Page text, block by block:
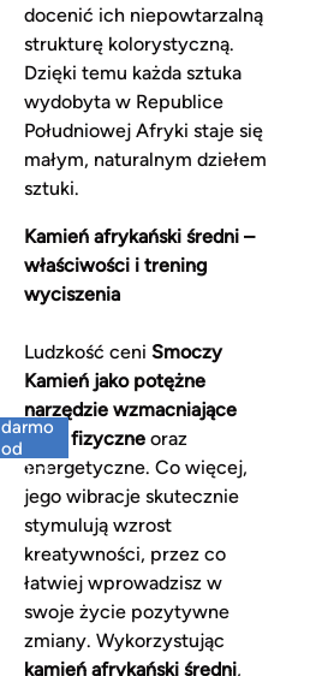
darmo
od
150 zł
docenić ich niepowtarzalną
strukturę kolorystyczną.
Dzięki temu każda sztuka
wydobyta w Republice
Południowej Afryki staje się
małym, naturalnym dziełem
sztuki.
Kamień afrykański średni –
właściwości i trening
wyciszenia
Ludzkość ceni Smoczy
Kamień jako potężne
narzędzie wzmacniające
ciało fizyczneoraz
energetyczne. Co więcej,
jego wibracje skutecznie
stymulują wzrost
kreatywności, przez co
łatwiej wprowadzisz w
swoje życie pozytywne
zmiany. Wykorzystując
kamień afrykański średni,